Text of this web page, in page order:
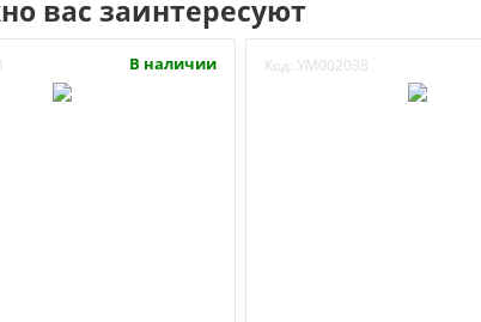
вас заинтересуют
В наличии Код: УМ002038